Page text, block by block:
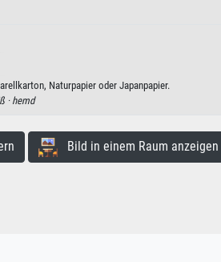
Naturpapier oder Japanpapier.
· hemd
Bild in einem Raum anzeigen